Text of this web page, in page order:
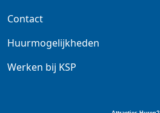
Contact
Huurmogelijkheden
Werken bij KSP